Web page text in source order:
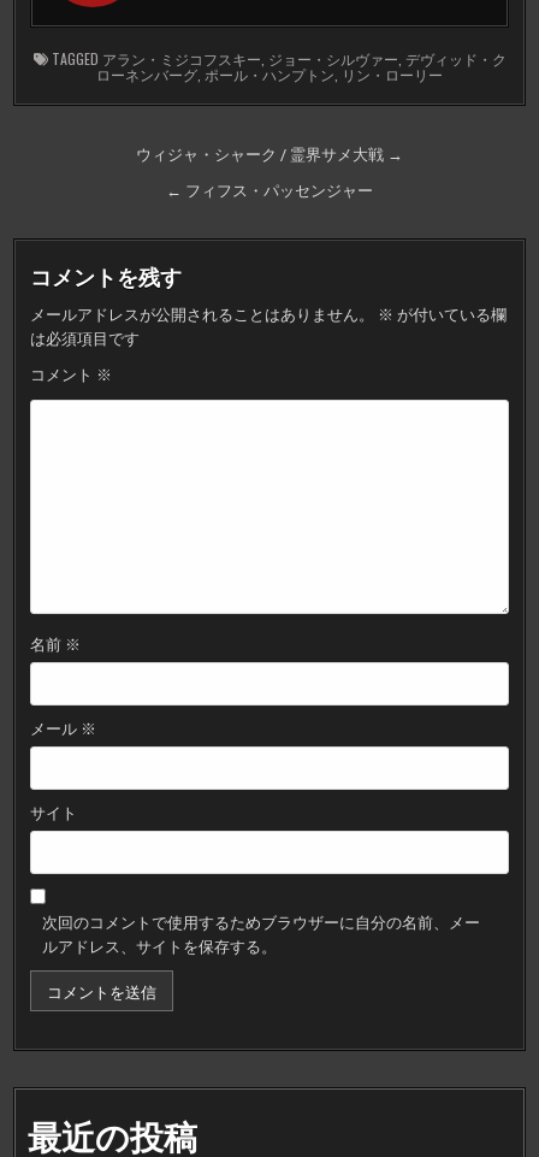
TAGGED アラン・ミジコフスキー ジョー・シルヴァー デヴィッド・ク
ローネンバーグ ポール・ハンプトン リン・ローリー
ゲ
ー
シ
ョ
ウィジャ・シャーク / 霊界サメ大戦 →
← フィフス・パッセンジャー
コメントを残す
メールアドレスが公開されることはありません。 ※ が付いている欄
は必須項目です
コメント ※
名前 ※
メール ※
サイト
次回のコメントで使用するためブラウザーに自分の名前、メー
ルアドレス、サイトを保存する。
最近の投稿